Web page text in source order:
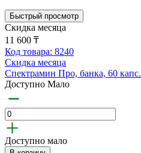
Быстрый просмотр
Скидка месяца
11 600 ₸
Код товара: 8240
Скидка месяца
Спектрамин Про, банка, 60 капс.
Доступно Мало
Доступно мало